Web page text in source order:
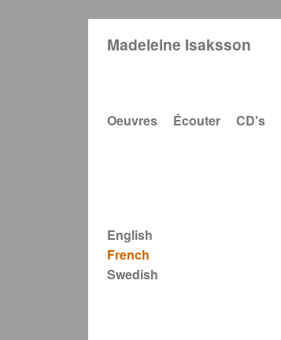
Madeleine Isaksson
Main navigation
Oeuvres Écouter CD's
English
French
Swedish